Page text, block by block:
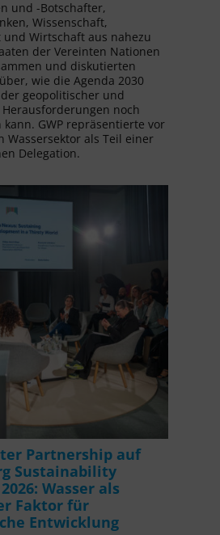
und -Botschafter,
Wissenschaft,
und Wirtschaft aus nahezu
der Vereinten Nationen
und diskutierten
wie die Agenda 2030
geopolitischer und
noch
GWP repräsentierte vor
Wassersektor als Teil einer
Delegation.
Partnership auf
Sustainability
Wasser als
Faktor für
Entwicklung